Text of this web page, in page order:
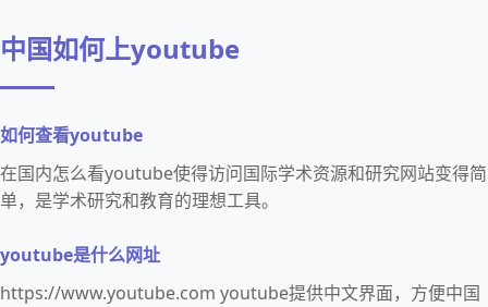
中国如何上youtube
如何查看youtube
在国内怎么看youtube使得访问国际学术资源和研究网站变得简
单，是学术研究和教育的理想工具。
youtube是什么网址
https://www.youtube.com youtube提供中文界面，方便中国